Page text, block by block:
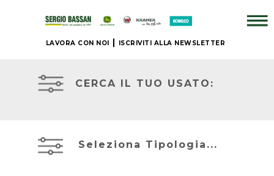
LAVORA CON NOI ISCRIVITI ALLA NEWSLETTER
NUOVO
CERCA IL TUO USATO:
Seleziona Tipologia...